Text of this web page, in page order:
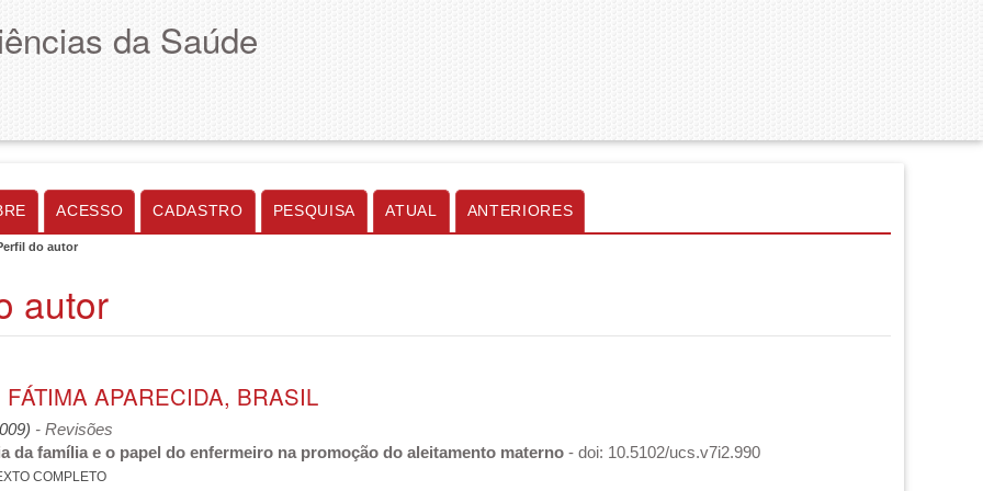
da Saúde
ACESSO CADASTRO PESQUISA ATUAL ANTERIORES
do autor
autor
APARECIDA, BRASIL
- Revisões
da família e o papel do enfermeiro na promoção do aleitamento materno - doi: 10.5102/ucs.v7i2.990
COMPLETO